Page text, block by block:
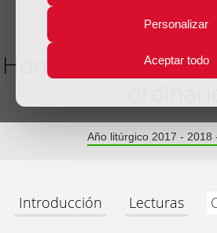
Personalizar
Aceptar todo
Homilía XXX
Año litúrgico 2017 - 2018
Introducción Lecturas